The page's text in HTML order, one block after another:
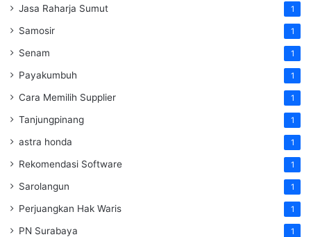
Jasa Raharja Sumut 1
Samosir 1
Senam 1
Payakumbuh 1
Cara Memilih Supplier 1
Tanjungpinang 1
astra honda 1
Rekomendasi Software 1
Sarolangun 1
Perjuangkan Hak Waris 1
PN Surabaya 1